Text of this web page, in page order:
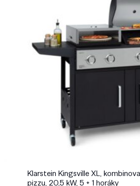
Klarstein Kingsville XL,
pizzu, 20,5 kW, 5 + 1 horáky